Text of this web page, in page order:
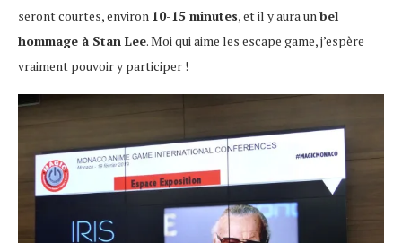
seront courtes, environ 10-15 minutes, et il y aura un bel
hommage à Stan Lee. Moi qui aime les escape game, j’espère
vraiment pouvoir y participer !